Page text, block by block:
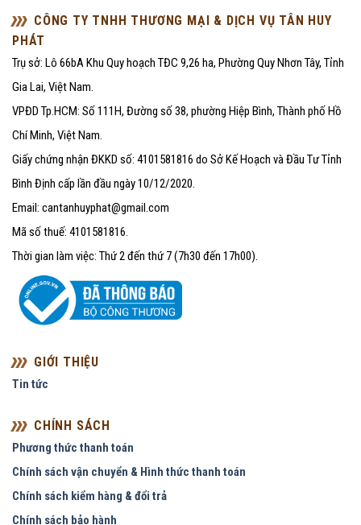
CÔNG TY TNHH THƯƠNG MẠI & DỊCH VỤ TÂN HUY
PHÁT
Trụ sở: Lô 66bA Khu Quy hoạch TĐC 9,26 ha, Phường Quy Nhơn Tây, Tỉnh
Gia Lai, Việt Nam.
VPĐD Tp.HCM: Số 111H, Đường số 38, phường Hiệp Bình, Thành phố Hồ
Chí Minh, Việt Nam.
Giấy chứng nhận ĐKKD số: 4101581816 do Sở Kế Hoạch và Đầu Tư Tỉnh
Bình Định cấp lần đầu ngày 10/12/2020.
Email: cantanhuyphat@gmail.com
Mã số thuế: 4101581816.
Thời gian làm việc: Thứ 2 đến thứ 7 (7h30 đến 17h00).
GIỚI THIỆU
Tin tức
CHÍNH SÁCH
Phương thức thanh toán
Chính sách vận chuyển & Hình thức thanh toán
Chính sách kiểm hàng & đổi trả
Chính sách bảo hành